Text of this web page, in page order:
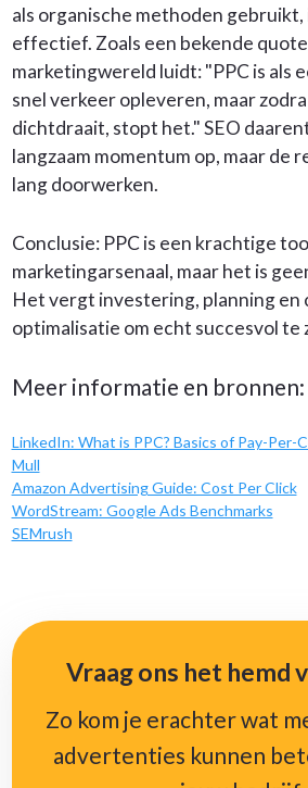
als organische methoden gebruikt,
effectief. Zoals een bekende
marketingwereld luidt: "PPC is als
snel verkeer opleveren, maar
dichtdraait, stopt het." SEO
langzaam momentum op, maar de
lang doorwerken.
Conclusie: PPC is een krachtige
marketingarsenaal, maar het is
Het vergt investering, planning en
optimalisatie om echt succesvol te
Meer informatie en bronnen:
LinkedIn: What is PPC? Basics of Pay-Per-
Mull
Amazon Advertising Guide: Cost Per Click
WordStream: Google Ads Benchmarks
SEMrush
Vraag ons het hemd
Zo kom je erachter wat
advertenties kunnen